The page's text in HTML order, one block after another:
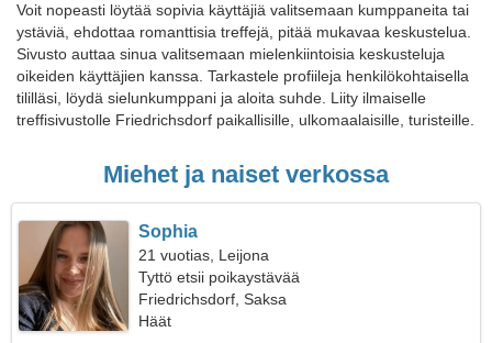
Voit nopeasti löytää sopivia käyttäjiä valitsemaan kumppaneita tai
ystäviä, ehdottaa romanttisia treffejä, pitää mukavaa keskustelua.
Sivusto auttaa sinua valitsemaan mielenkiintoisia keskusteluja
oikeiden käyttäjien kanssa. Tarkastele profiileja henkilökohtaisella
tililläsi, löydä sielunkumppani ja aloita suhde. Liity ilmaiselle
treffisivustolle Friedrichsdorf paikallisille, ulkomaalaisille, turisteille.
Miehet ja naiset verkossa
Sophia
21 vuotias, Leijona
Tyttö etsii poikaystävää
Friedrichsdorf, Saksa
Häät